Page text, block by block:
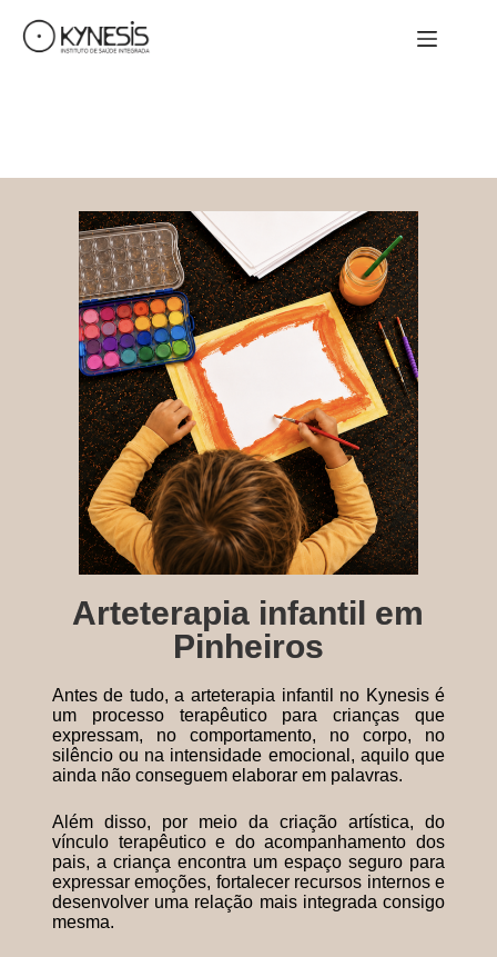
Arteterapia infantil em
Pinheiros
Antes de tudo, a arteterapia infantil no Kynesis é
um processo terapêutico para crianças que
expressam, no comportamento, no corpo, no
silêncio ou na intensidade emocional, aquilo que
ainda não conseguem elaborar em palavras.
Além disso, por meio da criação artística, do
vínculo terapêutico e do acompanhamento dos
pais, a criança encontra um espaço seguro para
expressar emoções, fortalecer recursos internos e
desenvolver uma relação mais integrada consigo
mesma.